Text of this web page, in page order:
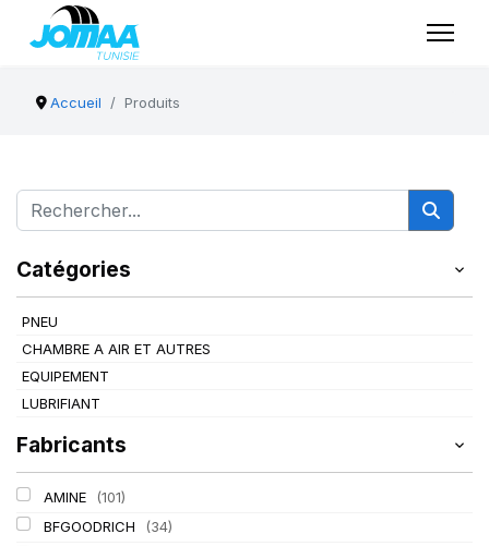
Accueil Produits
Catégories
PNEU
CHAMBRE A AIR ET AUTRES
EQUIPEMENT
LUBRIFIANT
Fabricants
AMINE
(101)
BFGOODRICH
(34)